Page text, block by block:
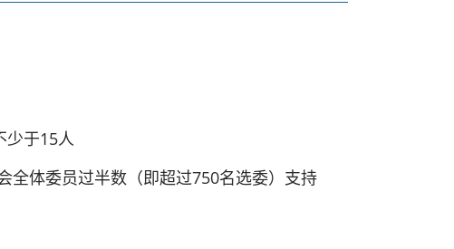
少于15人
全体委员过半数（即超过750名选委）支持